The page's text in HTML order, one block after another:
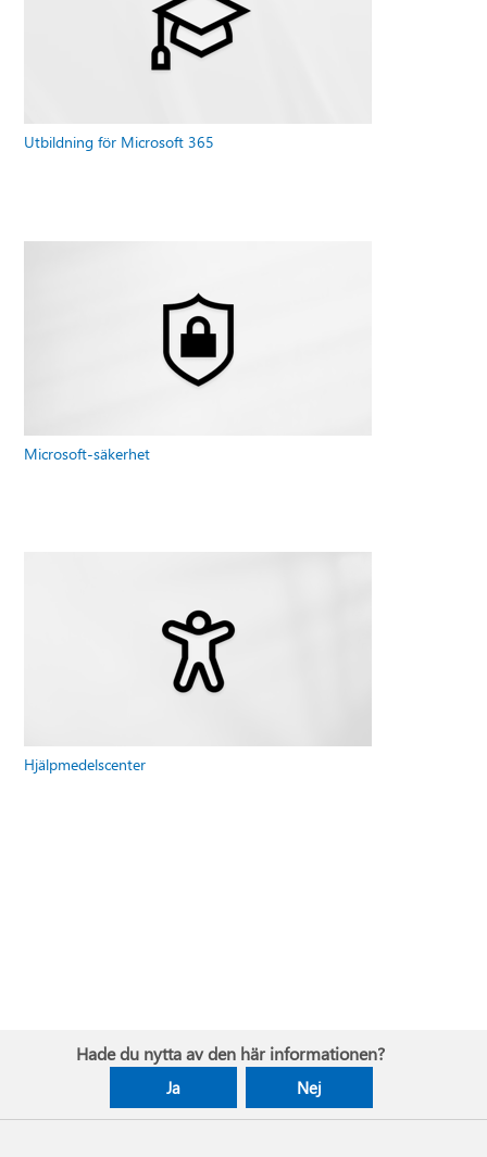
Utbildning för Microsoft 365
Microsoft-säkerhet
Hjälpmedelscenter
Hade du nytta av den här informationen?
Ja Nej